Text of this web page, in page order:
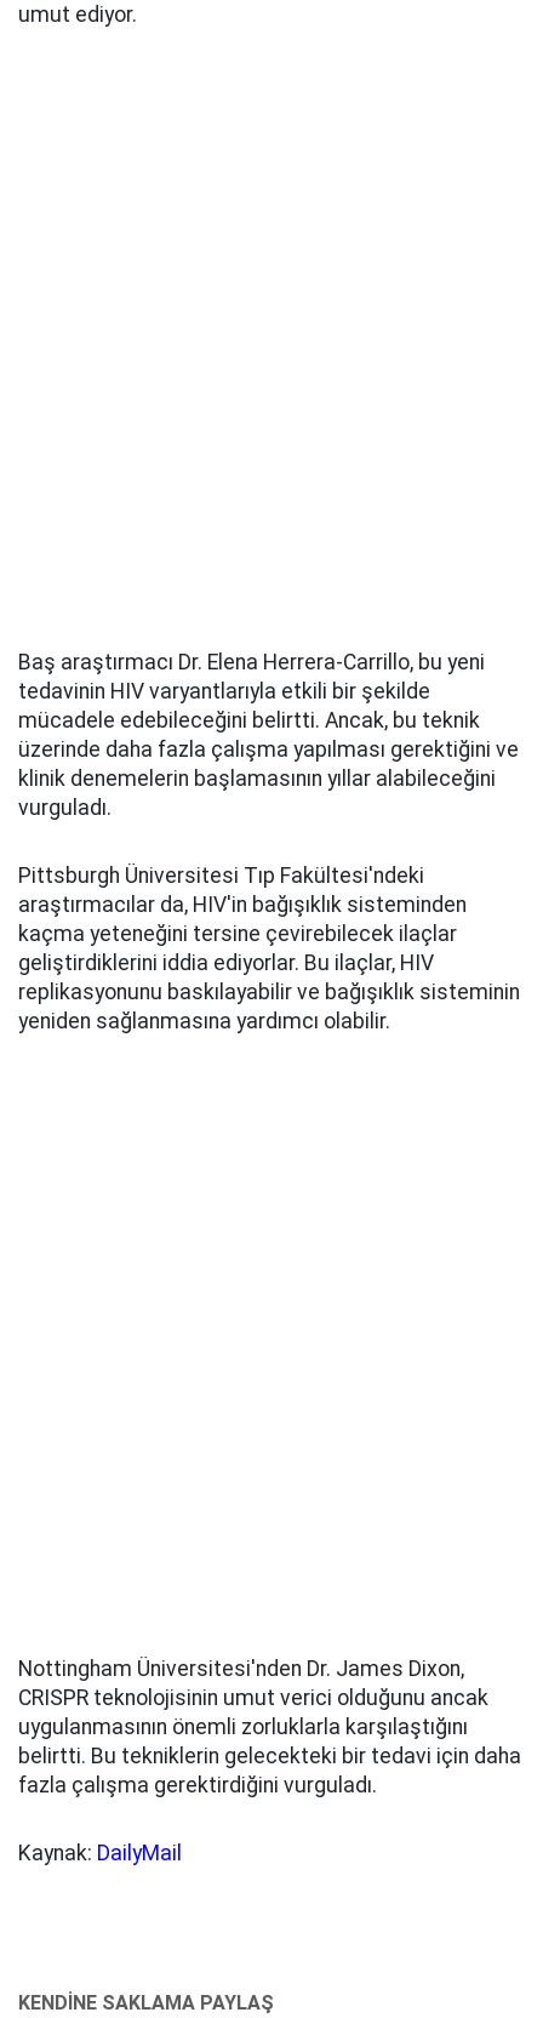
umut ediyor.
Baş araştırmacı Dr. Elena Herrera-Carrillo, bu yeni
tedavinin HIV varyantlarıyla etkili bir şekilde
mücadele edebileceğini belirtti. Ancak, bu teknik
üzerinde daha fazla çalışma yapılması gerektiğini ve
klinik denemelerin başlamasının yıllar alabileceğini
vurguladı.
Pittsburgh Üniversitesi Tıp Fakültesi'ndeki
araştırmacılar da, HIV'in bağışıklık sisteminden
kaçma yeteneğini tersine çevirebilecek ilaçlar
geliştirdiklerini iddia ediyorlar. Bu ilaçlar, HIV
replikasyonunu baskılayabilir ve bağışıklık sisteminin
yeniden sağlanmasına yardımcı olabilir.
Nottingham Üniversitesi'nden Dr. James Dixon,
CRISPR teknolojisinin umut verici olduğunu ancak
uygulanmasının önemli zorluklarla karşılaştığını
belirtti. Bu tekniklerin gelecekteki bir tedavi için daha
fazla çalışma gerektirdiğini vurguladı.
Kaynak: DailyMail